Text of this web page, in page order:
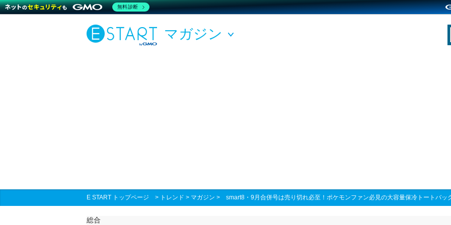
マガジン
E START トップページ > トレンド > マガジン > smart8・9月合併号は売り切れ必至！ポケモンファン必見の大容量保冷トートバッ
総合
無料診断